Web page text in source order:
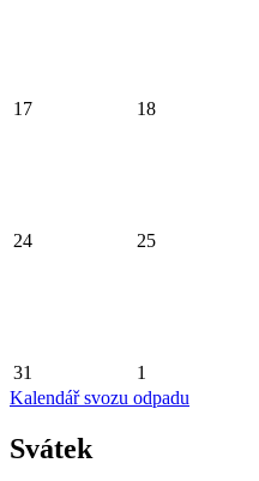
17 18
24 25
31 1
Kalendář svozu odpadu
Svátek